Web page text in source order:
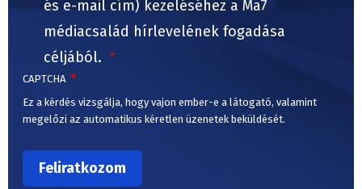
és e-mail cím) kezeléséhez a Ma7
médiacsalád hírlevelének fogadása
céljából.
CAPTCHA
Ez a kérdés vizsgálja, hogy vajon ember-e a látogató, valamint
megelőzi az automatikus kéretlen üzenetek beküldését.